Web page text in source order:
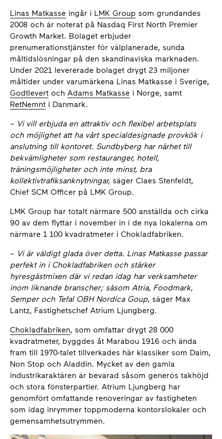
Linas Matkasse ingår i LMK Group som grundandes
2008 och är noterat på Nasdaq First North Premier
Growth Market. Bolaget erbjuder
prenumerationstjänster för välplanerade, sunda
måltidslösningar på den skandinaviska marknaden.
Under 2021 levererade bolaget drygt 23 miljoner
måltider under varumärkena Linas Matkasse i Sverige,
Godtlevert och Adams Matkasse i Norge, samt
RetNemnt i Danmark.
– Vi vill erbjuda en attraktiv och flexibel arbetsplats
och möjlighet att ha vårt specialdesignade provkök i
anslutning till kontoret. Sundbyberg har närhet till
bekvämligheter som restauranger, hotell,
träningsmöjligheter och inte minst, bra
kollektivtrafiksanknytningar, säger Claes Stenfeldt,
Chief SCM Officer på LMK Group.
LMK Group har totalt närmare 500 anställda och cirka
90 av dem flyttar i november in i de nya lokalerna om
närmare 1 100 kvadratmeter i Chokladfabriken.
– Vi är väldigt glada över detta. Linas Matkasse passar
perfekt in i Chokladfabriken och stärker
hyresgästmixen där vi redan idag har verksamheter
inom liknande branscher; såsom Atria, Foodmark,
Semper och Tefal OBH Nordica Goup, säger Max
Lantz, Fastighetschef Atrium Ljungberg.
Chokladfabriken, som omfattar drygt 28 000
kvadratmeter, byggdes åt Marabou 1916 och ända
fram till 1970-talet tillverkades här klassiker som Daim,
Non Stop och Aladdin. Mycket av den gamla
industrikaraktären är bevarad såsom generös takhöjd
och stora fönsterpartier. Atrium Ljungberg har
genomfört omfattande renoveringar av fastigheten
som idag inrymmer toppmoderna kontorslokaler och
gemensamhetsutrymmen.